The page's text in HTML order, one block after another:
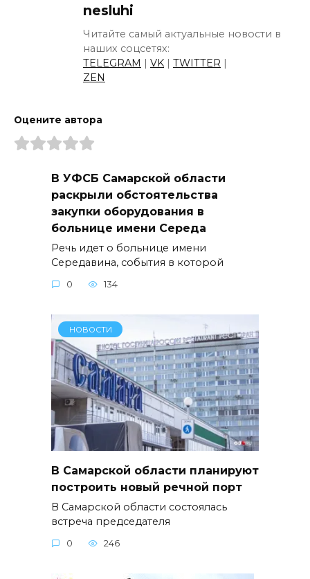
nesluhi
Читайте самый актуальные новости в
наших соцсетях:
TELEGRAM | VK | TWITTER |
ZEN
Оцените автора
В УФСБ Самарской области
раскрыли обстоятельства
закупки оборудования в
больнице имени Середа
Речь идет о больнице имени
Середавина, события в которой
0 134
НОВОСТИ
В Самарской области планируют
построить новый речной порт
В Самарской области состоялась
встреча председателя
0 246